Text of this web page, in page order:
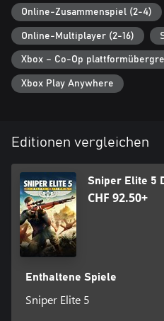
Online-Zusammenspiel (2-4)
Online-Multiplayer (2-16)
Xbox – Co-Op
Xbox Play Anywhere
Editionen vergleichen
Sniper Elite 5
CHF 92.50+
Enthaltene Spiele
Sniper Elite 5